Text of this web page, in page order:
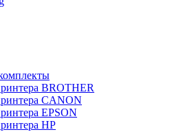
BROTHER
CANON
EPSON
HP